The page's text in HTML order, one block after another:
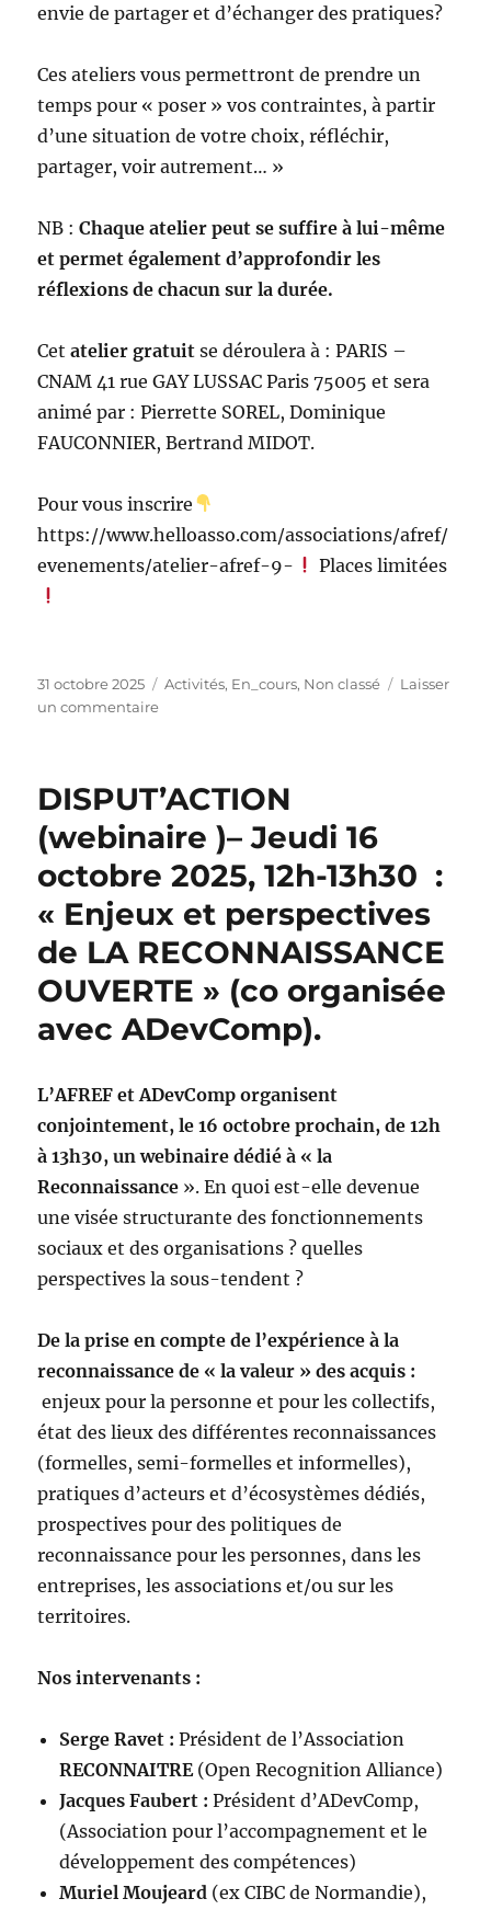
envie de partager et d’échanger des pratiques?
Ces ateliers vous permettront de prendre un
temps pour « poser » vos contraintes, à partir
d’une situation de votre choix, réfléchir,
partager, voir autrement… »
NB :Chaque atelier peut se suffire à lui-même
et permet également d’approfondir les
réflexions de chacun sur la durée.
Cetatelier gratuit se déroulera à : PARIS –
CNAM 41 rue GAY LUSSAC Paris 75005 et sera
animé par : Pierrette SOREL, Dominique
FAUCONNIER, Bertrand MIDOT.
Pour vous inscrire
https://www.helloasso.com/associations/afref/
evenements/atelier-afref-9-
Places limitées
31 octobre 2025 Activités, En_cours, Non classé
Laisser
un commentaire
DISPUT’ACTION
(webinaire )– Jeudi 16
octobre 2025, 12h-13h30 :
« Enjeux et perspectives
de LA RECONNAISSANCE
OUVERTE » (co organisée
avec ADevComp).
L’AFREF et ADevComp organisent
conjointement, le 16 octobre prochain, de 12h
à 13h30, un webinaire dédié à « la
Reconnaissance ». En quoi est-elle devenue
une visée structurante des fonctionnements
sociaux et des organisations ? quelles
perspectives la sous-tendent ?
De la prise en compte de l’expérience à la
reconnaissance de « la valeur » des acquis :
enjeux pour la personne et pour les collectifs,
état des lieux des différentes reconnaissances
(formelles, semi-formelles et informelles),
pratiques d’acteurs et d’écosystèmes dédiés,
prospectives pour des politiques de
reconnaissance pour les personnes, dans les
entreprises, les associations et/ou sur les
territoires.
Nos intervenants :
Serge Ravet :Président de l’Association
RECONNAITRE(Open Recognition Alliance)
Jacques Faubert :Président d’ADevComp,
(Association pour l’accompagnement et le
développement des compétences)
Muriel Moujeard (ex CIBC de Normandie),